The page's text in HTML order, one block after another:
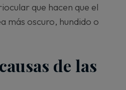
que hacen que el
más oscuro, hundido o
de las